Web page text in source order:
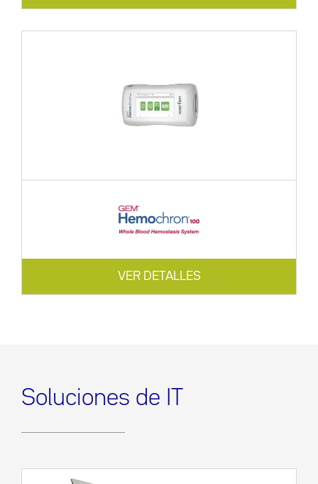
VER DETALLES
Soluciones de IT